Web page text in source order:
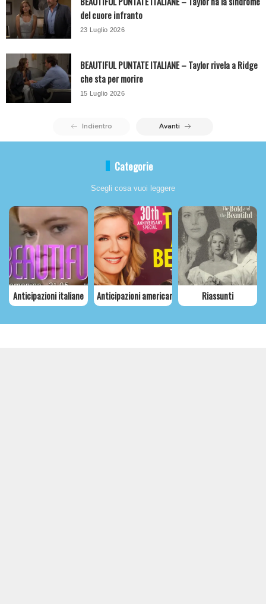
del cuore infranto
23 Luglio 2026
BEAUTIFUL PUNTATE ITALIANE – Taylor rivela a Ridge
che sta per morire
15 Luglio 2026
Indientro Avanti
Categorie
Scegli cosa vuoi leggere
Anticipazioni italiane Anticipazioni americane Riassunti